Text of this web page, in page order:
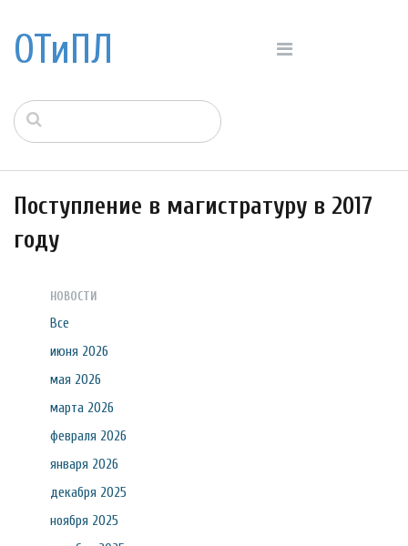
ОТиПЛ
Поступление в магистратуру в 2017
году
НОВОСТИ
Все
июня 2026
мая 2026
марта 2026
февраля 2026
января 2026
декабря 2025
ноября 2025